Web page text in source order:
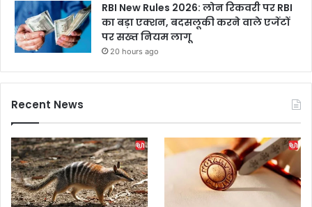
RBI New Rules 2026: लोन रिकवरी पर RBI
का बड़ा एक्शन, बदसलूकी करने वाले एजेंटों
पर सख्त नियम लागू
20 hours ago
Recent News